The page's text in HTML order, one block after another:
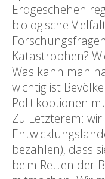
Erdgeschehen
biologische
Katastrophen?
Was kann man
wichtig ist
Politikoptionen
Zu Letzterem:
bezahlen), dass
beim Retten der